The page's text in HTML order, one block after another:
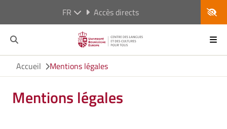
FR Accès directs
Accueil Mentions légales
Mentions légales